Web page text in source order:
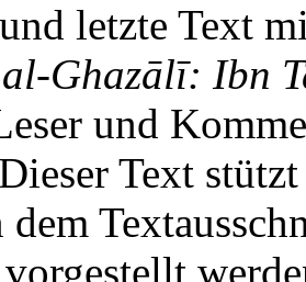
letzte Text
Ghazālī: Ibn
und
Text